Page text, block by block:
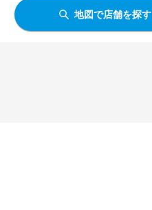
地図で店舗を探す